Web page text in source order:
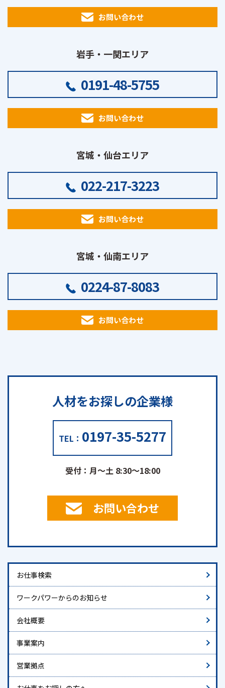
お問い合わせ
岩手・一関エリア
0191-48-5755
お問い合わせ
宮城・仙台エリア
022-217-3223
お問い合わせ
宮城・仙南エリア
0224-87-8083
お問い合わせ
人材をお探しの企業様
TEL： 0197-35-5277
受付：月～土 8:30～18:00
お問い合わせ
お仕事検索
ワークパワーからのお知らせ
会社概要
事業案内
営業拠点